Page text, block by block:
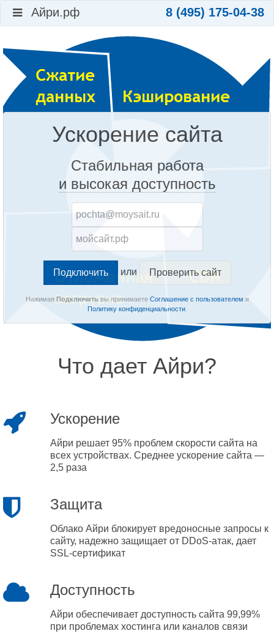
Айри.рф 8 (495) 175-04-38
Ускорение сайта
Стабильная работа
и высокая доступность
или Проверить сайт
Нажимая Подключитьвы принимаете Соглашение с пользователем и
Политику конфиденциальности.
Что дает Айри?
Ускорение
Айри решает 95% проблем скорости сайта на
всех устройствах. Среднее ускорение сайта —
2,5 раза
Защита
Облако Айри блокирует вредоносные запросы к
сайту, надежно защищает от DDoS-атак, дает
SSL-сертификат
Доступность
Айри обеспечивает доступность сайта 99,99%
при проблемах хостинга или каналов связи